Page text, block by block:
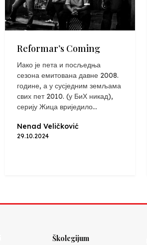
Reformar’s Coming
Иако је пета и посљедња
сезона емитована давне 2008.
године, а у сусједним земљама
свих пет 2010. (у БиХ никад),
серију Жица вриједило...
Nenad Veličković
29.10.2024
Školegijum